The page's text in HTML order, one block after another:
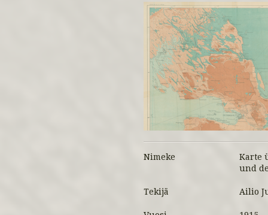
Nimeke
Karte
und
Tekijä Ailio